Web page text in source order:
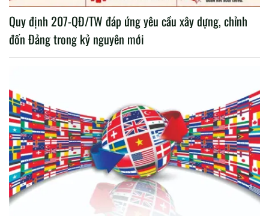
Quy định 207-QĐ/TW đáp ứng yêu cầu xây dựng, chỉnh
đốn Đảng trong kỷ nguyên mới